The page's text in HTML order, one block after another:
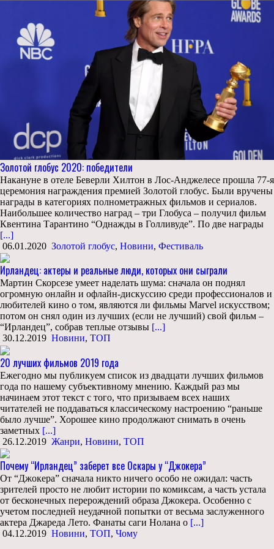
Золотой глобус 2020: победители
Накануне в отеле Беверли Хилтон в Лос-Анджелесе прошла 77-я
церемония награждения премией Золотой глобус. Были вручены
награды в категориях полнометражных фильмов и сериалов.
Наибольшее количество наград – три Глобуса – получил фильм
Квентина Тарантино “Однажды в Голливуде”. По две награды
[...]
06.01.2020 Золотой глобус, Новини, Фестиваль
Ирландец: актеры и реальные люди, которых они сыграли
Мартин Скорсезе умеет наделать шума: сначала он поднял
огромную онлайн и офлайн-дискуссию среди профессионалов и
любителей кино о том, являются ли фильмы Marvel искусством;
потом он снял один из лучших (если не лучший) свой фильм –
“Ирландец”, собрав теплые отзывы [...]
30.12.2019 Новини, ТОП
20 лучших фильмов 2019 года
Ежегодно мы публикуем список из двадцати лучших фильмов
года по нашему субъективному мнению. Каждый раз мы
начинаем этот текст с того, что призываем всех наших
читателей не поддаваться классическому настроению “раньше
было лучше”. Хорошее кино продолжают снимать в очень
заметных [...]
26.12.2019 Жанри, Новини, ТОП
Почему “Ирландец” заберет все Оскары у “Джокера”
От “Джокера” сначала никто ничего особо не ожидал: часть
зрителей просто не любит истории по комиксам, а часть устала
от бесконечных перерождений образа Джокера. Особенно с
учетом последней неудачной попытки от весьма заслуженного
актера Джареда Лето. Фанаты саги Нолана о [...]
04.12.2019 Новини, ТОП, Чому